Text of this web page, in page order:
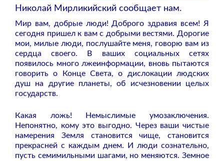
Николай Мирликийский сообщает нам.
Мир вам, добрые люди! Доброго здравия всем! Я
сегодня пришел к вам с добрыми вестями. Дорогие
мои, милые люди, послушайте меня, говорю вам из
сердца своего. В ваших социальных сетях
появилось много лжеинформации, вновь пытаются
говорить о Конце Света, о дислокации людских
душ на другие планеты, об исчезновении целых
государств.
Какая ложь! Немыслимые умозаключения.
Непонятно, кому это выгодно. Через ваши чистые
намерения Земля становится чище, становится
прекрасней с каждым днем. И люди сознательно,
пусть семимильными шагами, но меняются. Земное